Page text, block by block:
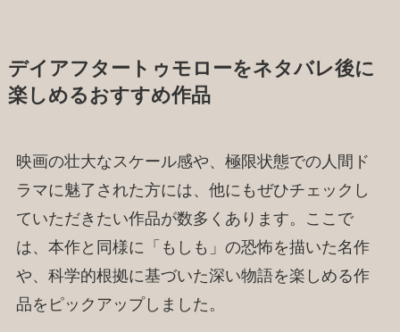
デイアフタートゥモローをネタバレ後に
楽しめるおすすめ作品
映画の壮大なスケール感や、極限状態での人間ド
ラマに魅了された方には、他にもぜひチェックし
ていただきたい作品が数多くあります。ここで
は、本作と同様に「もしも」の恐怖を描いた名作
や、科学的根拠に基づいた深い物語を楽しめる作
品をピックアップしました。